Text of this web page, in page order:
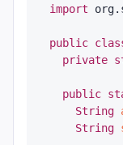
import
public
private
public
String
String